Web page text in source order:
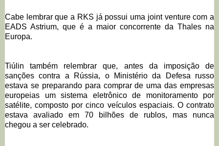
Cabe lembrar que a RKS já possui uma joint venture com a
EADS Astrium, que é a maior concorrente da Thales na
Europa.
Tiúlin também relembrar que, antes da imposição de
sanções contra a Rússia, o Ministério da Defesa russo
estava se preparando para comprar de uma das empresas
europeias um sistema eletrônico de monitoramento por
satélite, composto por cinco veículos espaciais. O contrato
estava avaliado em 70 bilhões de rublos, mas nunca
chegou a ser celebrado.